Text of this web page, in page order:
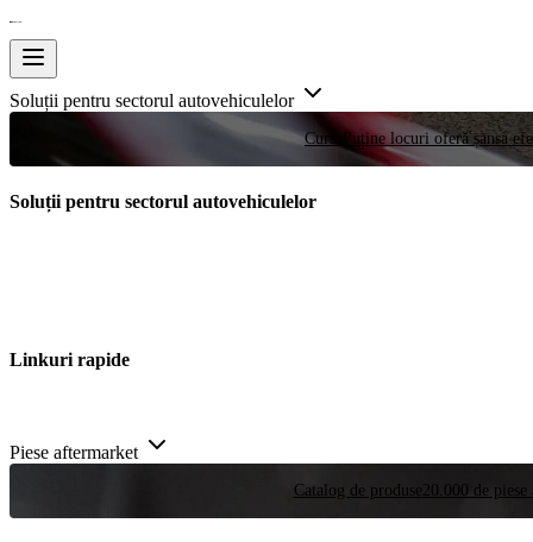
Soluții pentru sectorul autovehiculelor
Curse Puține locuri oferă șansa
Soluții pentru sectorul autovehiculelor
Linkuri rapide
Piese aftermarket
Catalog de produse 20.000 de